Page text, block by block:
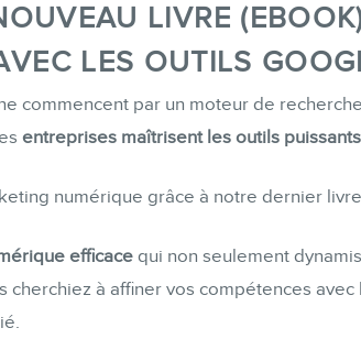
marketing de
Consultations
web (SEO) et IA
Ebooks
BOUTIQUE
LIVRE
LES OUTILS
commencent par un moteur de
entreprises maîtrisent les outils puissants
numérique grâce à notre dernier
efficace qui non seulement
à affiner vos compétences avec